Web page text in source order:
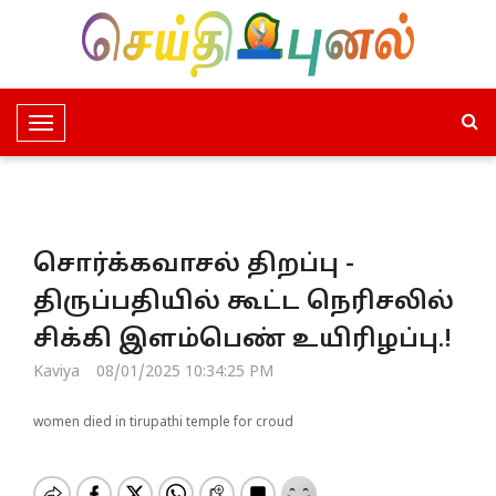
T
o
e
N
a
v
i
a
சொர்க்கவாசல் திறப்பு -
திருப்பதியில் கூட்ட நெரிசலில்
சிக்கி இளம்பெண் உயிரிழப்பு.!
Kaviya 08/01/2025 10:34:25 PM
women died in tirupathi temple for croud